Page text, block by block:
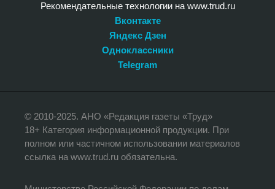
Рекомендательные технологии на www.trud.ru
Вконтакте
Яндекс Дзен
Одноклассники
Telegram
© 2010-2025. АНО «Редакция газеты «Труд»
18+ Категория информационной продукции. При
полном или частичном использовании материалов
ссылка на www.trud.ru обязательна.